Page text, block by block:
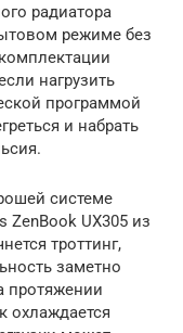
радиатора
режиме без
нагрузить
программой
и набрать
системе
ZenBook UX305 из
троттинг,
заметно
протяжении
охлаждается